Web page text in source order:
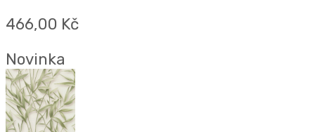
466,00 Kč
Novinka